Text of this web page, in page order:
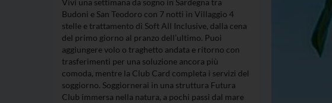
Vivi una settimana da sogno in Sardegna tra
Budoni e San Teodoro con 7 notti in Villaggio 4
stelle e trattamento di Soft All Inclusive, dalla cena
del primo giorno al pranzo dell’ultimo. Puoi
aggiungere volo o traghetto andata e ritorno con
trasferimenti per una soluzione ancora più
comoda, mentre la Club Card completa i servizi del
soggiorno. Soggiornerai in una struttura Futura
Club immersa nella natura, a pochi passi dal mare